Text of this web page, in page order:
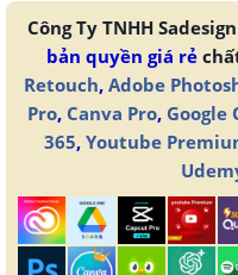
Công Ty TNHH
bản quyền giá rẻ
Retouch, Adobe
Pro, Canva Pro, Google
365, Youtube